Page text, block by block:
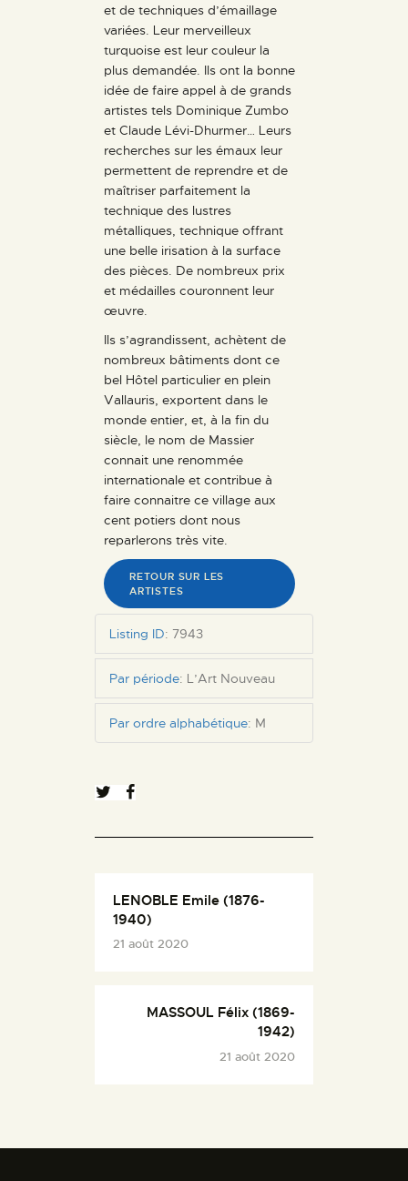
et de techniques d’émaillage
variées. Leur merveilleux
turquoise est leur couleur la
plus demandée. Ils ont la bonne
idée de faire appel à de grands
artistes tels Dominique Zumbo
et Claude Lévi-Dhurmer… Leurs
recherches sur les émaux leur
permettent de reprendre et de
maîtriser parfaitement la
technique des lustres
métalliques, technique offrant
une belle irisation à la surface
des pièces. De nombreux prix
et médailles couronnent leur
œuvre.
Ils s’agrandissent, achètent de
nombreux bâtiments dont ce
bel Hôtel particulier en plein
Vallauris, exportent dans le
monde entier, et, à la fin du
siècle, le nom de Massier
connait une renommée
internationale et contribue à
faire connaitre ce village aux
cent potiers dont nous
reparlerons très vite.
RETOUR SUR LES
ARTISTES
Listing ID: 7943
Par période: L’Art Nouveau
Par ordre alphabétique: M
LENOBLE Emile (1876-
1940)
21 août 2020
MASSOUL Félix (1869-
1942)
21 août 2020